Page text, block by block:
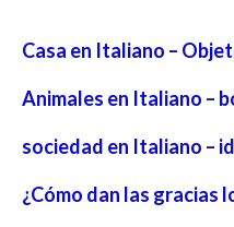
Casa en Italiano –
Animales en Italiano –
sociedad en Italiano –
¿Cómo dan las gracias